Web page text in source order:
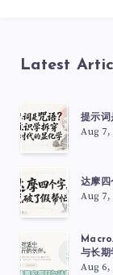
Latest
提示词
Aug 7,
达摩四
Aug 7,
与长期
Aug 6,